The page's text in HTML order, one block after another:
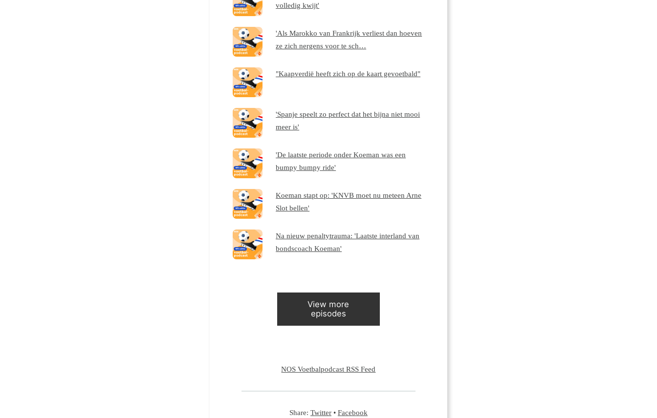
volledig kwijt'
'Als Marokko van Frankrijk verliest dan hoeven
ze zich nergens voor te sch…
"Kaapverdië heeft zich op de kaart gevoetbald"
'Spanje speelt zo perfect dat het bijna niet mooi
meer is'
'De laatste periode onder Koeman was een
bumpy bumpy ride'
Koeman stapt op: 'KNVB moet nu meteen Arne
Slot bellen'
Na nieuw penaltytrauma: 'Laatste interland van
bondscoach Koeman'
View more
episodes
NOS Voetbalpodcast RSS Feed
Share: Twitter• Facebook